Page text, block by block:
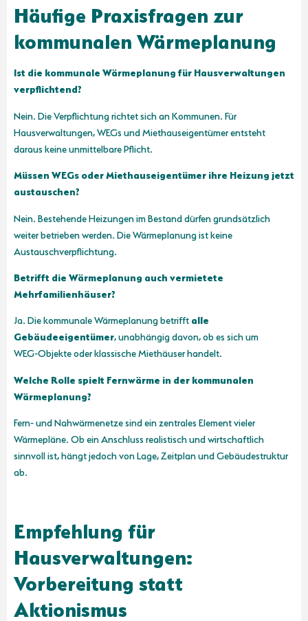
Häufige Praxisfragen zur
kommunalen Wärmeplanung
Ist die kommunale Wärmeplanung für Hausverwaltungen
verpflichtend?
Nein. Die Verpflichtung richtet sich an Kommunen. Für
Hausverwaltungen, WEGs und Miethauseigentümer entsteht
daraus keine unmittelbare Pflicht.
Müssen WEGs oder Miethauseigentümer ihre Heizung jetzt
austauschen?
Nein. Bestehende Heizungen im Bestand dürfen grundsätzlich
weiter betrieben werden. Die Wärmeplanung ist keine
Austauschverpflichtung.
Betrifft die Wärmeplanung auch vermietete
Mehrfamilienhäuser?
Ja. Die kommunale Wärmeplanung betrifft alle
Gebäudeeigentümer, unabhängig davon, ob es sich um
WEG‑Objekte oder klassische Miethäuser handelt.
Welche Rolle spielt Fernwärme in der kommunalen
Wärmeplanung?
Fern‑ und Nahwärmenetze sind ein zentrales Element vieler
Wärmepläne. Ob ein Anschluss realistisch und wirtschaftlich
sinnvoll ist, hängt jedoch von Lage, Zeitplan und Gebäudestruktur
ab.
Empfehlung für
Hausverwaltungen:
Vorbereitung statt
Aktionismus